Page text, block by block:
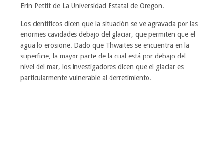
Erin Pettit de La Universidad Estatal de Oregon.
Los científicos dicen que la situación se ve agravada por las
enormes cavidades debajo del glaciar, que permiten que el
agua lo erosione. Dado que Thwaites se encuentra en la
superficie, la mayor parte de la cual está por debajo del
nivel del mar, los investigadores dicen que el glaciar es
particularmente vulnerable al derretimiento.